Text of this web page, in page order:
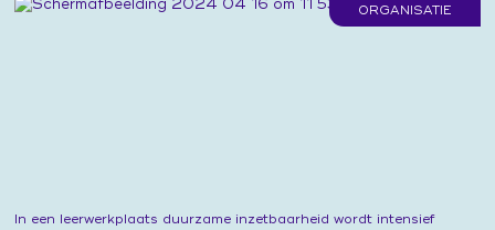
ORGANISATIE
In een leerwerkplaats duurzame inzetbaarheid wordt intensief